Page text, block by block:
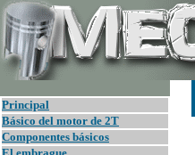
Principal
Básico del motor de 2T
Componentes básicos